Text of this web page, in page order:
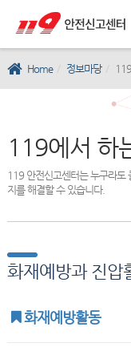
Home 정보마당
119에서 하
119 안전신고센터는 누구라도
지를 해결할 수 있습니다.
화재예방과 진압
화재예방활동